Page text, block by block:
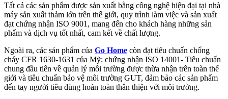
Tất cả các sản phẩm được sản xuất bằng công nghệ hiện đại tại nhà
máy sản xuất thảm lớn trên thế giới, quy trình làm việc và sản xuất
đạt chứng nhận ISO 9001, mang đến cho khách hàng những sản
phẩm và dịch vụ tốt nhất, cam kết về chất lượng.
Ngoài ra, các sản phẩm của Go Home còn đạt tiêu chuẩn chống
cháy CFR 1630-1631 của Mỹ; chứng nhận ISO 14001- Tiêu chuẩn
chung đầu tiên về quản lý môi trường được thừa nhận trên toàn thế
giới và tiêu chuẩn bảo vệ môi trường GUT, đảm bảo các sản phẩm
đến tay người tiêu dùng hoàn toàn thân thiện với môi trường.